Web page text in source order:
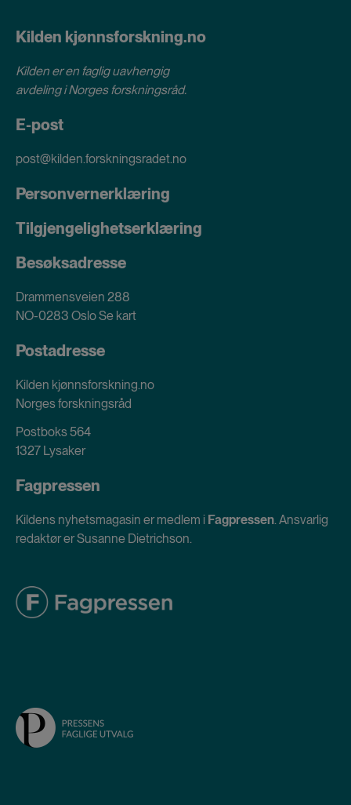
Kilden kjønnsforskning.no
Kilden er en faglig uavhengig
avdeling iNorges forskningsråd.
E-post
post@kilden.forskningsradet.no
Personvernerklæring
Tilgjengelighetserklæring
Besøksadresse
Drammensveien 288
NO-0283 OsloSe kart
Postadresse
Kilden kjønnsforskning.no
Norges forskningsråd
Postboks 564
1327 Lysaker
Fagpressen
Kildens nyhetsmagasin er medlem i Fagpressen. Ansvarlig
redaktør er Susanne Dietrichson.